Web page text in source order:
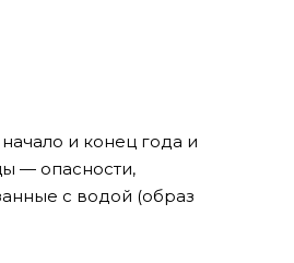
и конец года и
— опасности,
с водой (образ